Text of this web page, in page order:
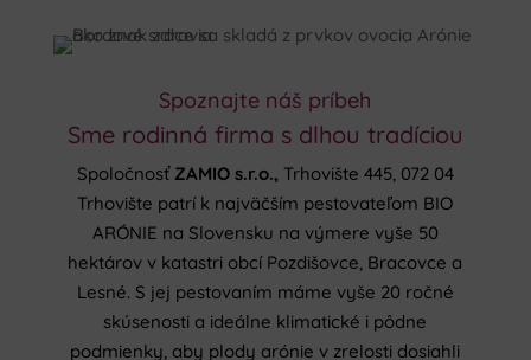
Spoznajte náš príbeh
Sme rodinná firma s dlhou tradíciou
Spoločnosť ZAMIO s.r.o., Trhovište 445, 072 04
Trhovište patrí k najväčším pestovateľom BIO
ARÓNIE na Slovensku na výmere vyše 50
hektárov v katastri obcí Pozdišovce, Bracovce a
Lesné. S jej pestovaním máme vyše 20 ročné
skúsenosti a ideálne klimatické i pôdne
podmienky, aby plody arónie v zrelosti dosiahli